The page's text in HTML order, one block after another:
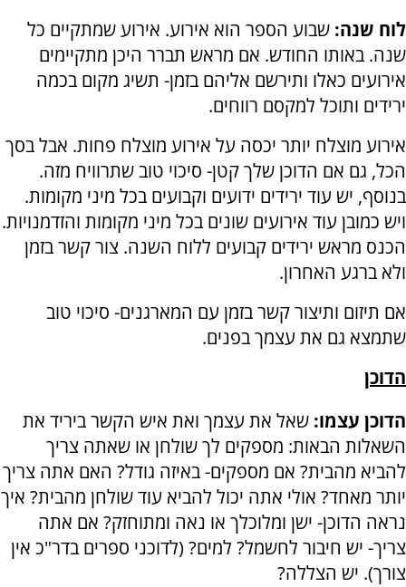
לוח שנה: שבוע הספר הוא אירוע. אירוע שמתקיים כל
שנה. באותו החודש. אם מראש תברר היכן מתקיימים
אירועים כאלו ותירשם אליהם בזמן- תשיג מקום בכמה
ירידים ותוכל למקסם רווחים.
אירוע מוצלח יותר יכסה על אירוע מוצלח פחות. אבל בסך
הכל, גם אם הדוכן שלך קטן- סיכוי טוב שתרוויח מזה.
בנוסף, יש עוד ירידים ידועים וקבועים בכל מיני מקומות.
ויש כמובן עוד אירועים שונים בכל מיני מקומות והזדמנויות.
הכנס מראש ירידים קבועים ללוח השנה. צור קשר בזמן
ולא ברגע האחרון.
אם תיזום ותיצור קשר בזמן עם המארגנים- סיכוי טוב
שתמצא גם את עצמך בפנים.
הדוכן
הדוכן עצמו: שאל את עצמך ואת איש הקשר ביריד את
השאלות הבאות: מספקים לך שולחן או שאתה צריך
להביא מהבית? אם מספקים- באיזה גודל? האם אתה צריך
יותר מאחד? אולי אתה יכול להביא עוד שולחן מהבית? איך
נראה הדוכן- ישן ומלוכלך או נאה ומתוחזק? אם אתה
צריך- יש חיבור לחשמל? למים? (לדוכני ספרים בדר"כ אין
צורך). יש הצללה?